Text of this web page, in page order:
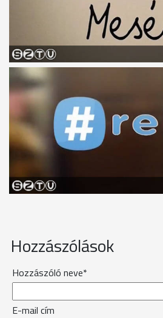
Hozzászólások
Hozzászóló neve*
E-mail cím